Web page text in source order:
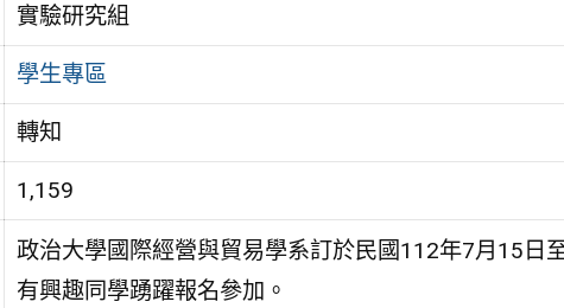
實驗研究組
學生專區
轉知
1,159
政治大學國際經營與貿易學系訂於民國112年7月15日
有興趣同學踴躍報名參加。